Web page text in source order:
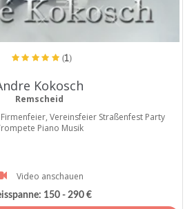
(1)
Kokosch
Remscheid
Vereinsfeier Straßenfest Party
Piano Musik
Video anschauen
150 - 290 €